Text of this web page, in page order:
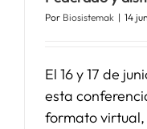
Por Biosistemak | 14
El 16 y 17 de
esta
formato